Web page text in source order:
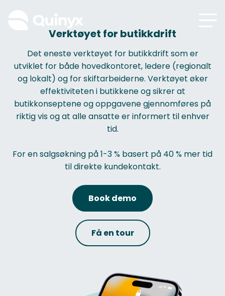
Verktøyet for butikkdrift
Det eneste verktøyet for butikkdrift som er
utviklet for både hovedkontoret, ledere (regionalt
og lokalt) og for skiftarbeiderne. Verktøyet øker
effektiviteten i butikkene og sikrer at
butikkonseptene og oppgavene gjennomføres på
riktig vis og at alle ansatte er informert til enhver
tid.
For en salgsøkning på 1-3 % basert på 40 % mer tid
til direkte kundekontakt.
Book demo
Få en tour